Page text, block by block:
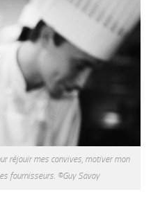
réjouir mes convives, motiver mon
fournisseurs. ©Guy Savoy